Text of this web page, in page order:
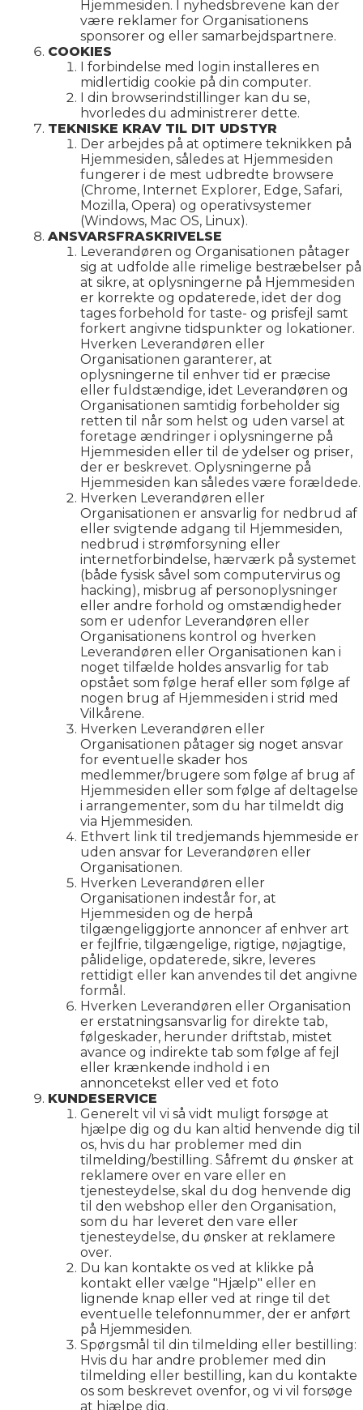
Hjemmesiden. I nyhedsbrevene kan der
være reklamer for Organisationens
sponsorer og eller samarbejdspartnere.
COOKIES
I forbindelse med login installeres en
midlertidig cookie på din computer.
I din browserindstillinger kan du se,
hvorledes du administrerer dette.
TEKNISKE KRAV TIL DIT UDSTYR
Der arbejdes på at optimere teknikken på
Hjemmesiden, således at Hjemmesiden
fungerer i de mest udbredte browsere
(Chrome, Internet Explorer, Edge, Safari,
Mozilla, Opera) og operativsystemer
(Windows, Mac OS, Linux).
ANSVARSFRASKRIVELSE
Leverandøren og Organisationen påtager
sig at udfolde alle rimelige bestræbelser på
at sikre, at oplysningerne på Hjemmesiden
er korrekte og opdaterede, idet der dog
tages forbehold for taste- og prisfejl samt
forkert angivne tidspunkter og lokationer.
Hverken Leverandøren eller
Organisationen garanterer, at
oplysningerne til enhver tid er præcise
eller fuldstændige, idet Leverandøren og
Organisationen samtidig forbeholder sig
retten til når som helst og uden varsel at
foretage ændringer i oplysningerne på
Hjemmesiden eller til de ydelser og priser,
der er beskrevet. Oplysningerne på
Hjemmesiden kan således være forældede.
Hverken Leverandøren eller
Organisationen er ansvarlig for nedbrud af
eller svigtende adgang til Hjemmesiden,
nedbrud i strømforsyning eller
internetforbindelse, hærværk på systemet
(både fysisk såvel som computervirus og
hacking), misbrug af personoplysninger
eller andre forhold og omstændigheder
som er udenfor Leverandøren eller
Organisationens kontrol og hverken
Leverandøren eller Organisationen kan i
noget tilfælde holdes ansvarlig for tab
opstået som følge heraf eller som følge af
nogen brug af Hjemmesiden i strid med
Vilkårene.
Hverken Leverandøren eller
Organisationen påtager sig noget ansvar
for eventuelle skader hos
medlemmer/brugere som følge af brug af
Hjemmesiden eller som følge af deltagelse
i arrangementer, som du har tilmeldt dig
via Hjemmesiden.
Ethvert link til tredjemands hjemmeside er
uden ansvar for Leverandøren eller
Organisationen.
Hverken Leverandøren eller
Organisationen indestår for, at
Hjemmesiden og de herpå
tilgængeliggjorte annoncer af enhver art
er fejlfrie, tilgængelige, rigtige, nøjagtige,
pålidelige, opdaterede, sikre, leveres
rettidigt eller kan anvendes til det angivne
formål.
Hverken Leverandøren eller Organisation
er erstatningsansvarlig for direkte tab,
følgeskader, herunder driftstab, mistet
avance og indirekte tab som følge af fejl
eller krænkende indhold i en
annoncetekst eller ved et foto
KUNDESERVICE
Generelt vil vi så vidt muligt forsøge at
hjælpe dig og du kan altid henvende dig til
os, hvis du har problemer med din
tilmelding/bestilling. Såfremt du ønsker at
reklamere over en vare eller en
tjenesteydelse, skal du dog henvende dig
til den webshop eller den Organisation,
som du har leveret den vare eller
tjenesteydelse, du ønsker at reklamere
over.
Du kan kontakte os ved at klikke på
kontakt eller vælge "Hjælp" eller en
lignende knap eller ved at ringe til det
eventuelle telefonnummer, der er anført
på Hjemmesiden.
Spørgsmål til din tilmelding eller bestilling:
Hvis du har andre problemer med din
tilmelding eller bestilling, kan du kontakte
os som beskrevet ovenfor, og vi vil forsøge
at hjælpe dig.